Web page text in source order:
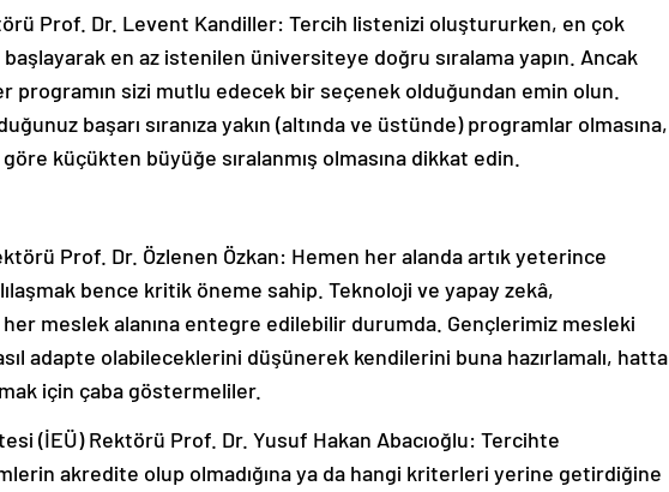
Prof. Dr. Levent Kandiller: Tercih listenizi oluştururken, en çok
en az istenilen üniversiteye doğru sıralama yapın. Ancak
programın sizi mutlu edecek bir seçenek olduğundan emin olun.
başarı sıranıza yakın (altında ve üstünde) programlar olmasına,
göre küçükten büyüğe sıralanmış olmasına dikkat edin.
Prof. Dr. Özlenen Özkan: Hemen her alanda artık yeterince
bence kritik öneme sahip. Teknoloji ve yapay zekâ,
meslek alanına entegre edilebilir durumda. Gençlerimiz mesleki
adapte olabileceklerini düşünerek kendilerini buna hazırlamalı, hatta
için çaba göstermeliler.
(İEÜ) Rektörü Prof. Dr. Yusuf Hakan Abacıoğlu: Tercihte
akredite olup olmadığına ya da hangi kriterleri yerine getirdiğine